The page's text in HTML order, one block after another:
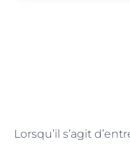
Lorsqu’il s’agit